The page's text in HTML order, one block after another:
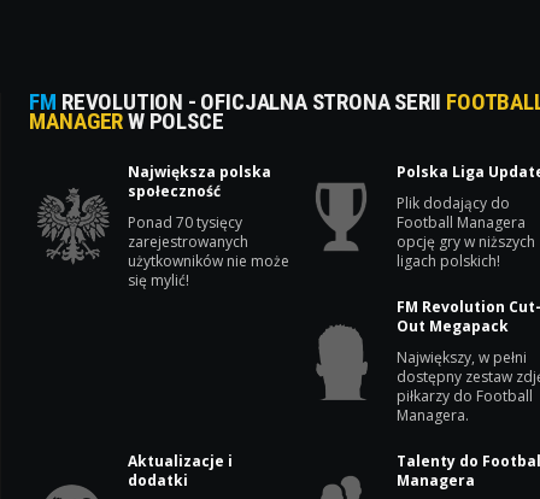
FM REVOLUTION - OFICJALNA STRONA SERII
MANAGERW POLSCE
Największa polska
społeczność
Ponad 70 tysięcy
zarejestrowanych
użytkowników nie może
się mylić!
Polska Liga
Plik dodający do
Football Managera
opcję gry w niższych
ligach polskich!
FM Revolution
Out Megapack
Największy, w pełni
dostępny zestaw
piłkarzy do Football
Managera.
Aktualizacje i
dodatki
Talenty do
Managera